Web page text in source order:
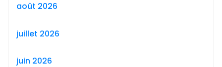
août 2026
juillet 2026
juin 2026